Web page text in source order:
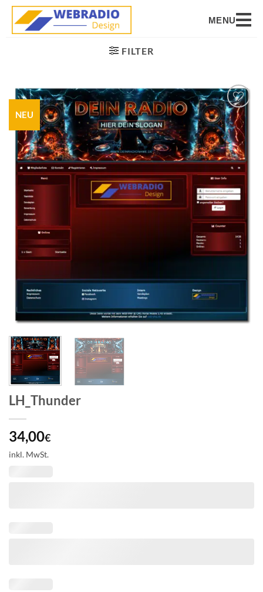
MENU
FILTER
NEU
Auf die
Wunschliste
setzen
LH_Thunder
34,00€
inkl. MwSt.